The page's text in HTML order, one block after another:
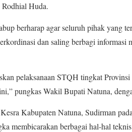
Huda.
berharap agar seluruh pihak yang
dan saling berbagi informasi
pelaksanaan STQH tingkat
pungkas Wakil Bupati Natuna,
Kabupaten Natuna, Sudirman
membicarakan berbagai hal-hal